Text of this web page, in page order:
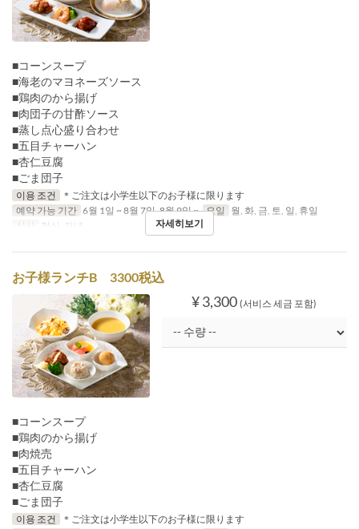
■コーンスープ
■海老のマヨネーズソース
■鶏肉のから揚げ
■肉団子の甘酢ソース
■蒸し点心盛り合わせ
■五目チャーハン
■杏仁豆腐
■ごま団子
이용 조건
＊ご注文は小学生以下のお子様に限ります
예약 가능 기간 6월 1일 ~ 8월 7일, 8월 9일 ~ 요일
월, 화, 금, 토, 일, 휴일
식사
점심, 저녁 자세히보기
お子様ランチB 3300税込
¥ 3,300 (서비스 세금 포함)
■コーンスープ
■鶏肉のから揚げ
■肉焼売
■五目チャーハン
■杏仁豆腐
■ごま団子
이용 조건
＊ご注文は小学生以下のお子様に限ります